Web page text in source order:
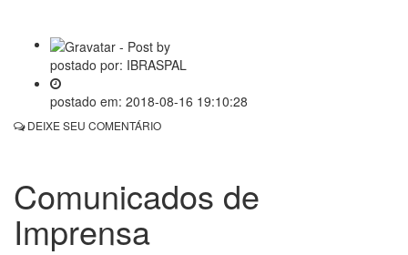
postado por: IBRASPAL
postado em: 2018-08-16 19:10:28
DEIXE SEU COMENTÁRIO
Comunicados de
Imprensa